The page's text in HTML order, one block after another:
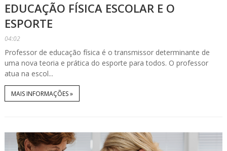
EDUCAÇÃO FÍSICA ESCOLAR E O
ESPORTE
04:02
Professor de educação física é o transmissor determinante de
uma nova teoria e prática do esporte para todos. O professor
atua na escol...
MAIS INFORMAÇÕES »